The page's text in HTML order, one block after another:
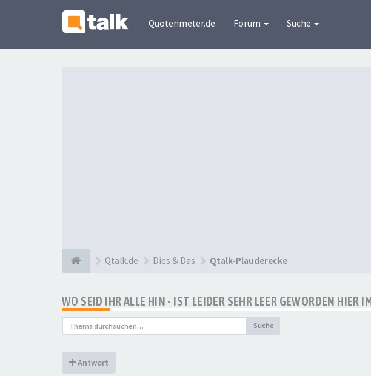
Quotenmeter.de Forum Suche
Qtalk.de Dies & Das Qtalk-Plauderecke
WO SEID IHR ALLE HIN - IST LEIDER SEHR LEER GEWORDEN HIER
Suche
Antwort